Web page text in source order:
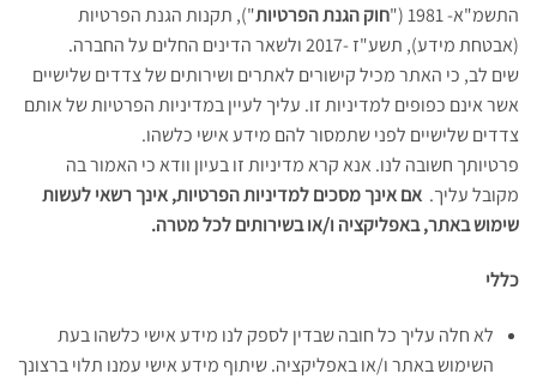
התשמ"א- 1981
("חוק הגנת הפרטיות"), תקנות הגנת הפרטיות
(אבטחת מידע), תשע"ז -2017
ולשאר הדינים החלים על החברה.
שים לב, כי האתר מכיל קישורים לאתרים ושירותים של צדדים שלישיים
אשר אינם כפופים למדיניות זו. עליך לעיין במדיניות הפרטיות של אותם
צדדים שלישיים לפני שתמסור להם מידע אישי כלשהו.
פרטיותך חשובה לנו. אנא קרא מדיניות זו בעיון וודא כי האמור בה
מקובל עליך. אם אינך מסכים למדיניות הפרטיות, אינך רשאי לעשות
שימוש באתר, באפליקציה ו/או בשירותים לכל מטרה.
כללי
לא חלה עליך כל חובה שבדין לספק לנו מידע אישי כלשהו בעת
השימוש באתר ו/או באפליקציה. שיתוף מידע אישי עמנו תלוי ברצונך